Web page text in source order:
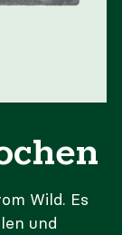
Wild. Es
und